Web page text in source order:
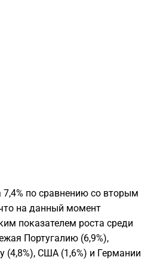
по сравнению со вторым
на данный момент
показателем роста среди
Португалию (6,9%),
(4,8%), США (1,6%) и Германии